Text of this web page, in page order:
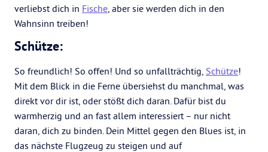
verliebst dich in Fische, aber sie werden dich in den
Wahnsinn treiben!
Schütze:
So freundlich! So offen! Und so unfallträchtig, Schütze!
Mit dem Blick in die Ferne übersiehst du manchmal, was
direkt vor dir ist, oder stößt dich daran. Dafür bist du
warmherzig und an fast allem interessiert – nur nicht
daran, dich zu binden. Dein Mittel gegen den Blues ist, in
das nächste Flugzeug zu steigen und auf